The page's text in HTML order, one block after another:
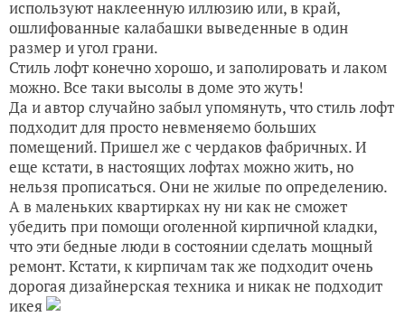
используют наклеенную иллюзию или, в край,
ошлифованные калабашки выведенные в один
размер и угол грани.
Стиль лофт конечно хорошо, и заполировать и лаком
можно. Все таки высолы в доме это жуть!
Да и автор случайно забыл упомянуть, что стиль лофт
подходит для просто невменяемо больших
помещений. Пришел же с чердаков фабричных. И
еще кстати, в настоящих лофтах можно жить, но
нельзя прописаться. Они не жилые по определению.
А в маленьких квартирках ну ни как не сможет
убедить при помощи оголенной кирпичной кладки,
что эти бедные люди в состоянии сделать мощный
ремонт. Кстати, к кирпичам так же подходит очень
дорогая дизайнерская техника и никак не подходит
икея